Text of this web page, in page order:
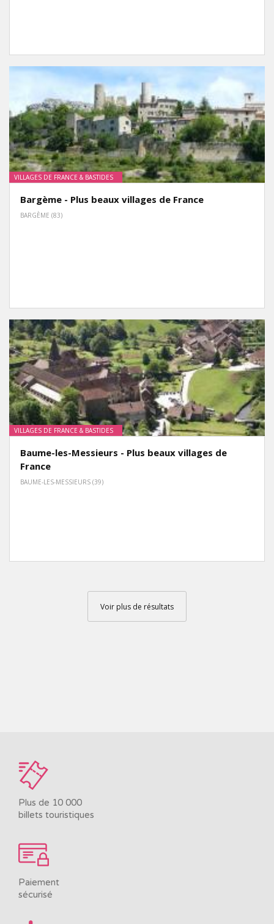
VILLAGES DE FRANCE & BASTIDES
Bargème - Plus beaux villages de France
BARGÈME (83)
VILLAGES DE FRANCE & BASTIDES
Baume-les-Messieurs - Plus beaux villages de
France
BAUME-LES-MESSIEURS (39)
Voir plus de résultats
Plus de 10 000
billets touristiques
Paiement
sécurisé